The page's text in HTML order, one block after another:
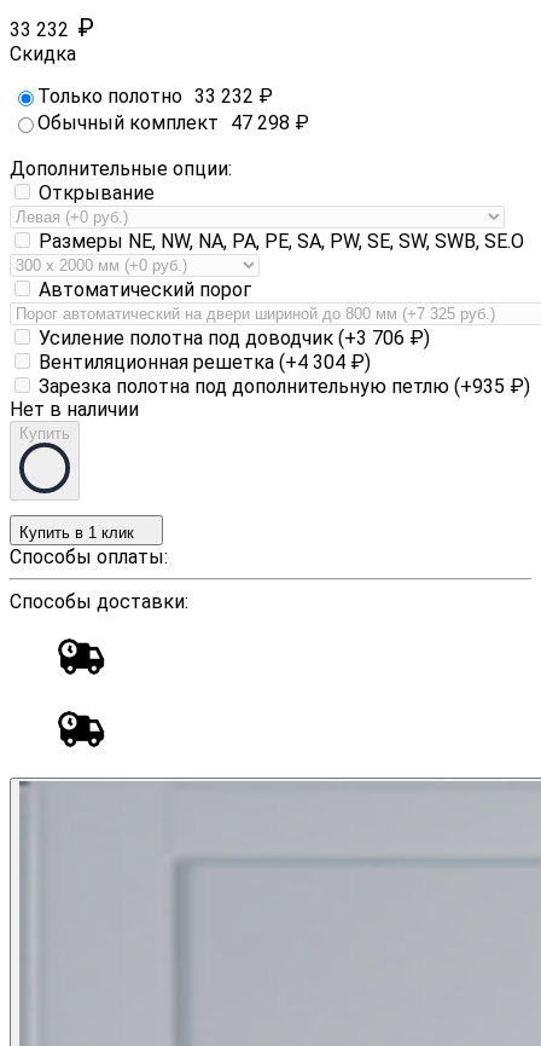
33 232 ₽
Скидка
Только полотно 33 232 ₽
Обычный комплект
47 298 ₽
Дополнительные опции:
Открывание
Размеры NE, NW, NA, PA, PE, SA, PW, SE, SW, SWB, SE.O
Автоматический порог
Усиление полотна под доводчик (+3 706 ₽)
Вентиляционная решетка (+4 304 ₽)
Зарезка полотна под дополнительную петлю (+935 ₽)
Нет в наличии
Купить
Купить в 1 клик
Способы оплаты:
Способы доставки: